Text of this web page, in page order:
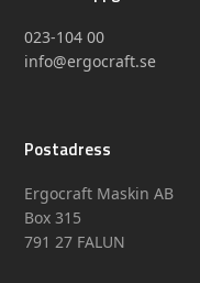
023-104 00
info@ergocraft.se
Postadress
Ergocraft Maskin AB
Box 315
791 27 FALUN